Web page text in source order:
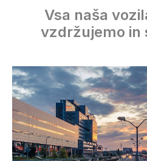
Vsa naša
vzdržujemo in